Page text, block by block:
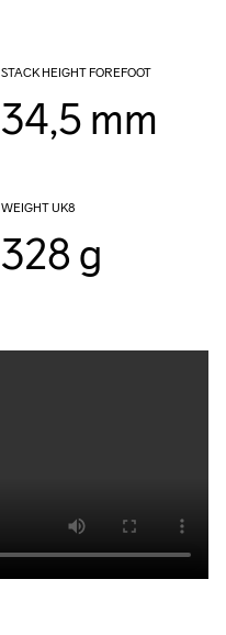
STACK HEIGHT FOREFOOT
34,5 mm
WEIGHT UK8
328 g